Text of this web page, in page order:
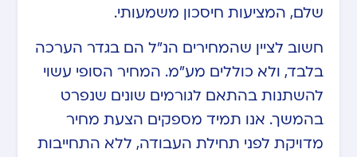
שלם, המציעות חיסכון משמעותי.
חשוב לציין שהמחירים הנ”ל הם בגדר הערכה
בלבד, ולא כוללים מע”מ. המחיר הסופי עשוי
להשתנות בהתאם לגורמים שונים שנפרט
בהמשך. אנו תמיד מספקים הצעת מחיר
מדויקת לפני תחילת העבודה, ללא התחייבות